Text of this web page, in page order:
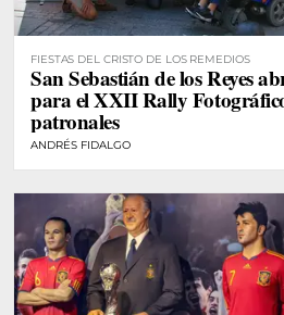
FIESTAS DEL CRISTO DE LOS REMEDIOS
San Sebastián de los Reyes
para el XXII Rally
patronales
ANDRÉS FIDALGO